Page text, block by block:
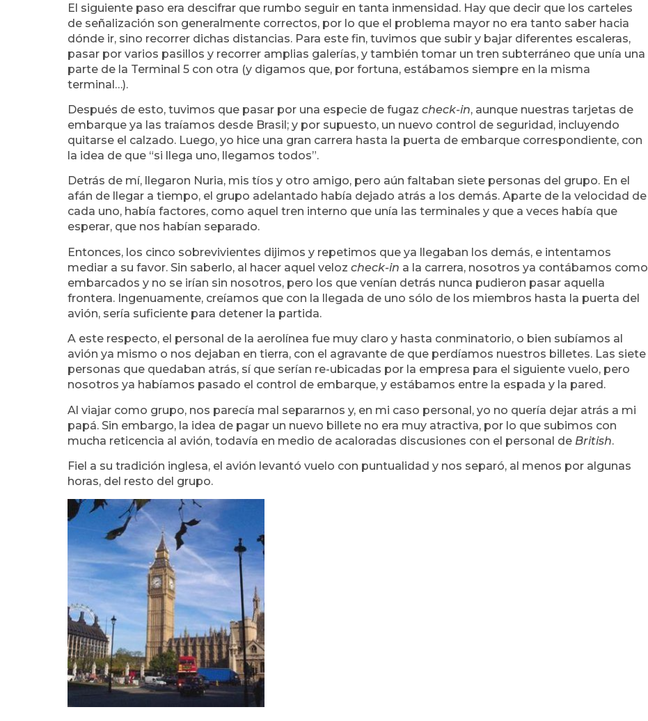
El siguiente paso era descifrar que rumbo seguir en tanta inmensidad. Hay que decir que los carteles
de señalización son generalmente correctos, por lo que el problema mayor no era tanto saber hacia
dónde ir, sino recorrer dichas distancias. Para este fin, tuvimos que subir y bajar diferentes escaleras,
pasar por varios pasillos y recorrer amplias galerías, y también tomar un tren subterráneo que unía una
parte de la Terminal 5 con otra (y digamos que, por fortuna, estábamos siempre en la misma
terminal…).
Después de esto, tuvimos que pasar por una especie de fugaz check-in, aunque nuestras tarjetas de
embarque ya las traíamos desde Brasil; y por supuesto, un nuevo control de seguridad, incluyendo
quitarse el calzado. Luego, yo hice una gran carrera hasta la puerta de embarque correspondiente, con
la idea de que “si llega uno, llegamos todos”.
Detrás de mí, llegaron Nuria, mis tíos y otro amigo, pero aún faltaban siete personas del grupo. En el
afán de llegar a tiempo, el grupo adelantado había dejado atrás a los demás. Aparte de la velocidad de
cada uno, había factores, como aquel tren interno que unía las terminales y que a veces había que
esperar, que nos habían separado.
Entonces, los cinco sobrevivientes dijimos y repetimos que ya llegaban los demás, e intentamos
mediar a su favor. Sin saberlo, al hacer aquel veloz check-in a la carrera, nosotros ya contábamos como
embarcados y no se irían sin nosotros, pero los que venían detrás nunca pudieron pasar aquella
frontera. Ingenuamente, creíamos que con la llegada de uno sólo de los miembros hasta la puerta del
avión, sería suficiente para detener la partida.
A este respecto, el personal de la aerolínea fue muy claro y hasta conminatorio, o bien subíamos al
avión ya mismo o nos dejaban en tierra, con el agravante de que perdíamos nuestros billetes. Las siete
personas que quedaban atrás, sí que serían re-ubicadas por la empresa para el siguiente vuelo, pero
nosotros ya habíamos pasado el control de embarque, y estábamos entre la espada y la pared.
Al viajar como grupo, nos parecía mal separarnos y, en mi caso personal, yo no quería dejar atrás a mi
papá. Sin embargo, la idea de pagar un nuevo billete no era muy atractiva, por lo que subimos con
mucha reticencia al avión, todavía en medio de acaloradas discusiones con el personal de British.
Fiel a su tradición inglesa, el avión levantó vuelo con puntualidad y nos separó, al menos por algunas
horas, del resto del grupo.